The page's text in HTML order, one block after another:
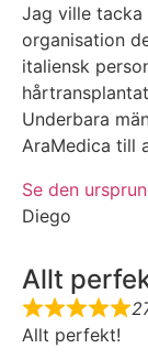
Jag ville tacka
organisation
italiensk
Underbara
AraMedica till
Se den
Diego
Allt
Allt perfekt!